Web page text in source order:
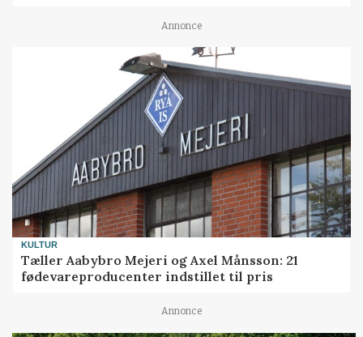
Annonce
KULTUR
Tæller Aabybro Mejeri og Axel Månsson: 21
fødevareproducenter indstillet til pris
Annonce